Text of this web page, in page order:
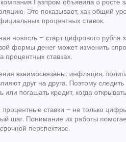
Газпром объявила о росте
Это показывает, как общий
процентных ставок.
новость – старт цифрового рубля
формы денег может изменить
процентных ставках.
взаимосвязаны: инфляция,
друг на друга. Поэтому
или погашать кредит, когда
ставки – не только
шаг. Понимание их работы
перспективе.